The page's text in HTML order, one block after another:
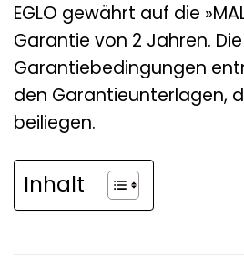
EGLO gewährt auf die
Garantie von 2 Jahren.
Garantiebedingungen
den Garantieunterlagen,
beiliegen.
Inhalt